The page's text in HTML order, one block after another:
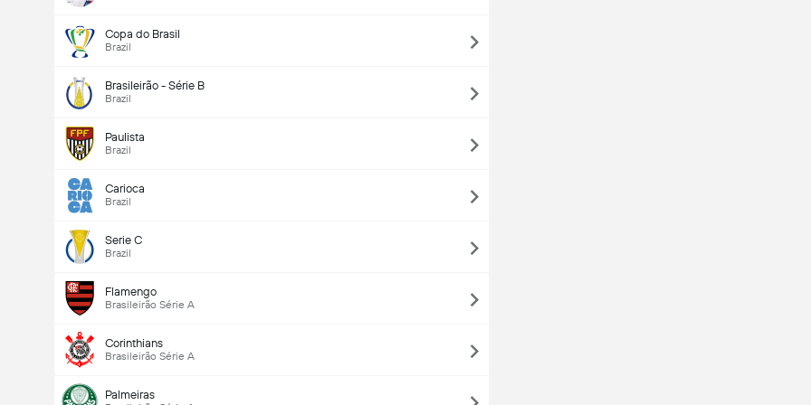
Copa do Brasil
Brazil
Brasileirão - Série B
Brazil
Paulista
Brazil
Carioca
Brazil
Serie C
Brazil
Flamengo
Brasileirão Série A
Corinthians
Brasileirão Série A
Palmeiras